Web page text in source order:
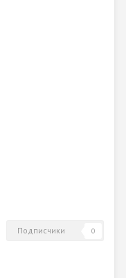
Подписчики 0